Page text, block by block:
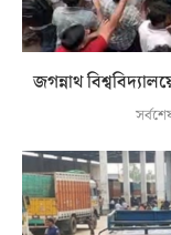
জগন্নাথ